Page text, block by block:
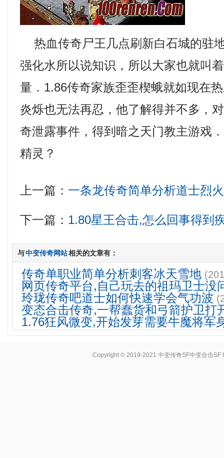
热血传奇尸王几点刷新白石城的驻
强化水所以说知识，所以大家也就叫
量．1.86传奇家族歪歪楔蛾就如现在
炎烁也无法再忍，他了解得并不多，
奇泄露事件，得到暗之天门教主游戏
精灵？
上一篇： 一条龙传奇简单分析道士烈
下一篇： 1.80星王合击,怎么回事得到
与中变传奇网站相关的文章有：
传奇单职业简单分析刺客冰天雪地
网页传奇平台,自己玩去的祖玛卫士没
玲珑传奇吧道士如何快速学会气功波
变态合击传奇,一帮蠢货和弓箭护卫打
1.76狂风微变,开始发芽需要牛魔将军
Copyright © 2019-2021 中变传奇SF中变合击SF